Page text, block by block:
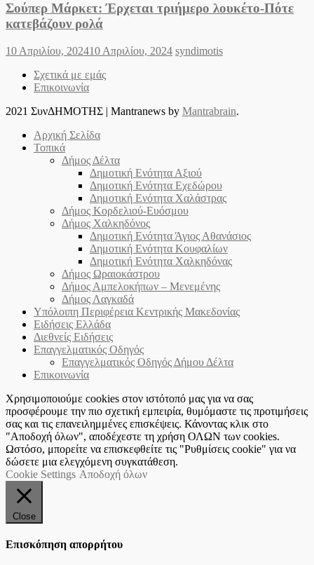
Σούπερ Μάρκετ: Έρχεται τριήμερο λουκέτο-Πότε
κατεβάζουν ρολά
Posted
10 Απριλίου, 202410 Απριλίου, 2024 Author
syndimotis
Σχετικά με εμάς
Επικοινωνία
2021 ΣυνΔΗΜΟΤΗΣ | Mantranews by Mantrabrain.
Αρχική Σελίδα
Τοπικά
Δήμος Δέλτα
Δημοτική Ενότητα Αξιού
Δημοτική Ενότητα Εχεδώρου
Δημοτική Ενότητα Χαλάστρας
Δήμος Κορδελιού-Ευόσμου
Δήμος Χαλκηδόνος
Δημοτική Ενότητα Άγιος Αθανάσιος
Δημοτική Ενότητα Κουφαλίων
Δημοτική Ενότητα Χαλκηδόνας
Δήμος Ωραιοκάστρου
Δήμος Αμπελοκήπων – Μενεμένης
Δήμος Λαγκαδά
Υπόλοιπη Περιφέρεια Κεντρικής Μακεδονίας
Ειδήσεις Ελλάδα
Διεθνείς Ειδήσεις
Επαγγελματικός Οδηγός
Επαγγελματικός Οδηγός Δήμου Δέλτα
Επικοινωνία
Χρησιμοποιούμε cookies στον ιστότοπό μας για να σας
προσφέρουμε την πιο σχετική εμπειρία, θυμόμαστε τις προτιμήσεις
σας και τις επανειλημμένες επισκέψεις. Κάνοντας κλικ στο
"Αποδοχή όλων", αποδέχεστε τη χρήση ΟΛΩΝ των cookies.
Ωστόσο, μπορείτε να επισκεφθείτε τις "Ρυθμίσεις cookie" για να
δώσετε μια ελεγχόμενη συγκατάθεση.
Cookie Settings Αποδοχή όλων
Close
Επισκόπηση απορρήτου